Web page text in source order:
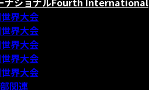
界大会
界大会
界大会
界大会
界大会
関連